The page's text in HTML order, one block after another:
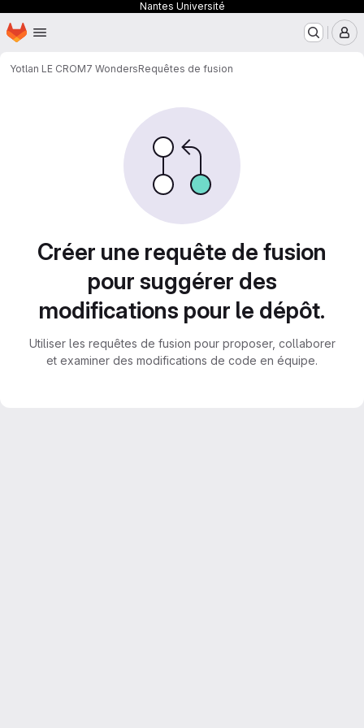
Nantes Université
Passer au contenu principal
Page d'accueil
Yotlan LE CROM7 WondersRequêtes de fusion
Créer une requête de fusion
pour suggérer des
modifications pour le dépôt.
Utiliser les requêtes de fusion pour proposer, collaborer
et examiner des modifications de code en équipe.